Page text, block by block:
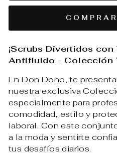
¡Scrubs Divertidos
Antifluido - Colección
En Don Dono, te
nuestra exclusiva
especialmente para
comodidad, estilo y
laboral. Con este
a la moda y sentirte
tus desafíos diarios.